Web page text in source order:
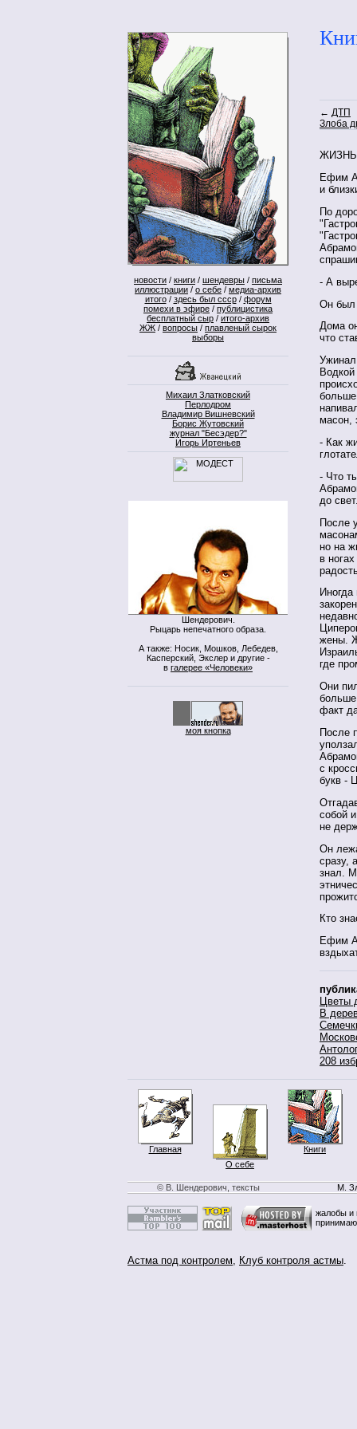
новости / книги / шендевры / письма
иллюстрации / о себе / медиа-архив
итого/ здесь был ссср/ форум
помехи в эфире / публицистика
бесплатный сыр / итого-архив
ЖЖ / вопросы / плавленый сырок
выборы
Михаил Златковский
Перлодром
Владимир Вишневский
Борис Жутовский
журнал "Бесэдер?"
Игорь Иртеньев
Шендерович.
Рыцарь непечатного образа.
А также: Носик, Мошков, Лебедев,
Касперский, Экслер и другие -
в галерее «Человеки»
моя кнопка
← ДТП
Злоба
Ефим
и
По
- А
Он был
Дома
что
больше
масон,
- Как
- Что
до
После
но на
в
жены.
где
Они
факт
После
с
букв -
собой
не
Он
сразу,
знал.
Кто
Ефим
Цветы
В
208
Главная
О себе
Книги
© В. Шендерович, тексты М.
жалобы и
Астма под контролем, Клуб контроля астмы.